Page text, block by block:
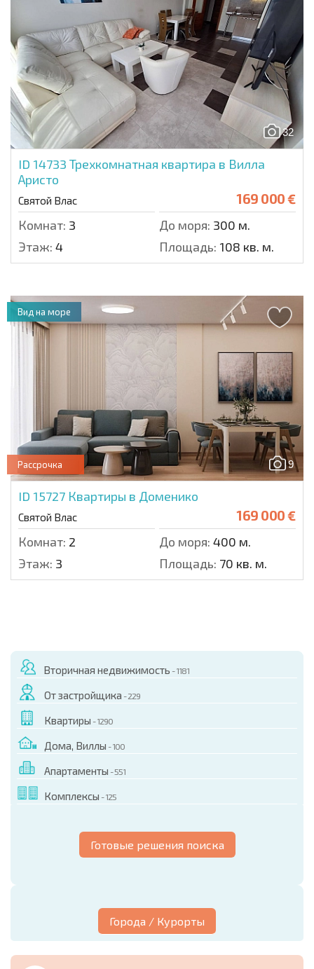
32
ID 14733 Трехкомнатная квартира в Вилла
Аристо
Святой Влас 169 000 €
Комнат: 3 До моря: 300 м.
Этаж: 4 Площадь: 108 кв. м.
9
Рассрочка
ID 15727 Квартиры в Доменико
Святой Влас 169 000 €
Комнат: 2 До моря: 400 м.
Этаж: 3 Площадь: 70 кв. м.
Вид на море
Вторичная недвижимость - 1181
От застройщика - 229
Квартиры - 1290
Дома, Виллы - 100
Апартаменты - 551
Комплексы - 125
Готовые решения поиска
Города / Курорты